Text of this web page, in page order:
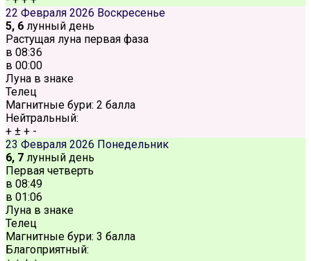
22 Февраля 2026 Воскресенье
5, 6 лунный день
Растущая луна первая фаза
в 08:36
в 00:00
Луна в знаке
Телец
Магнитные бури: 2 балла
Нейтральный:
+ ± + -
23 Февраля 2026 Понедельник
6, 7 лунный день
Первая четверть
в 08:49
в 01:06
Луна в знаке
Телец
Магнитные бури: 3 балла
Благоприятный: